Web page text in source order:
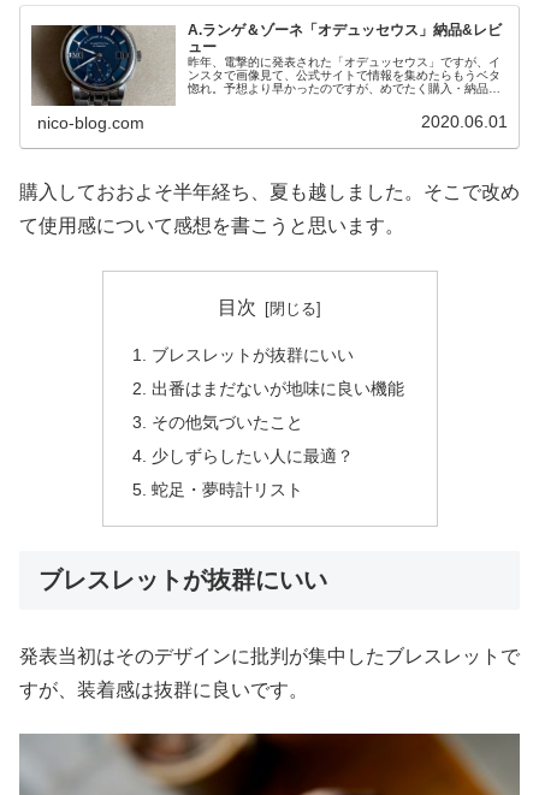
A.ランゲ＆ゾーネ「オデュッセウス」納品&レビ
ュー
昨年、電撃的に発表された「オデュッセウス」ですが、イ
ンスタで画像見て、公式サイトで情報を集めたらもうベタ
惚れ。予想より早かったのですが、めでたく購入・納品と
nico-blog.com 2020.06.01
購入しておおよそ半年経ち、夏も越しました。そこで改め
て使用感について感想を書こうと思います。
目次
ブレスレットが抜群にいい
出番はまだないが地味に良い機能
その他気づいたこと
少しずらしたい人に最適？
蛇足・夢時計リスト
ブレスレットが抜群にいい
発表当初はそのデザインに批判が集中したブレスレットで
すが、装着感は抜群に良いです。